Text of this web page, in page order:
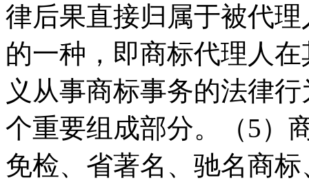
律后果直接归属于被代
的一种，即商标代理人
义从事商标事务的法律
个重要组成部分。（5）
免检、省著名、驰名商